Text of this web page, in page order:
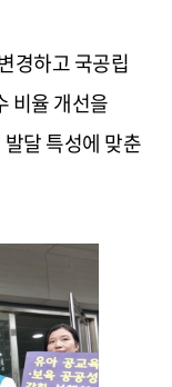
경하고 국공립
비율 개선을
달 특성에 맞춘